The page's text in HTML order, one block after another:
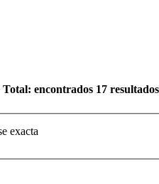
Total: encontrados 17
exacta